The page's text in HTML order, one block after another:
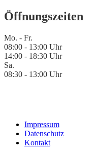
Öffnungszeiten
Mo. - Fr.
08:00 - 13:00 Uhr
14:00 - 18:30 Uhr
Sa.
08:30 - 13:00 Uhr
Impressum
Datenschutz
Kontakt